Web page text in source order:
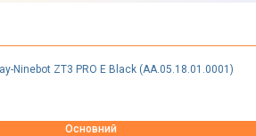
Ninebot ZT3 PRO E Black (AA.05.18.01.0001)
Основний